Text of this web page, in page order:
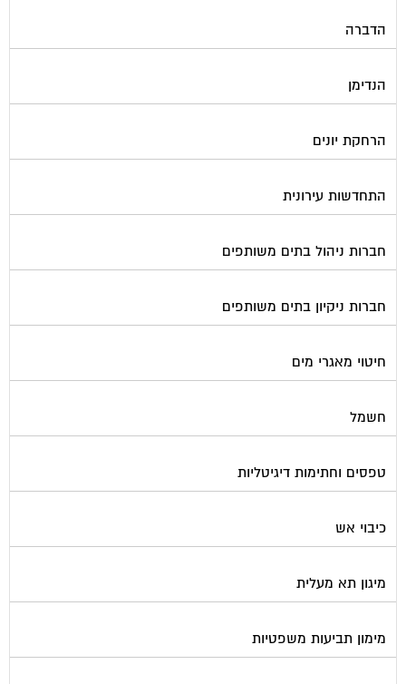
הדברה
הנדימן
הרחקת יונים
התחדשות עירונית
חברות ניהול בתים משותפים
חברות ניקיון בתים משותפים
חיטוי מאגרי מים
חשמל
טפסים וחתימות דיגיטליות
כיבוי אש
מיגון תא מעלית
מימון תביעות משפטיות